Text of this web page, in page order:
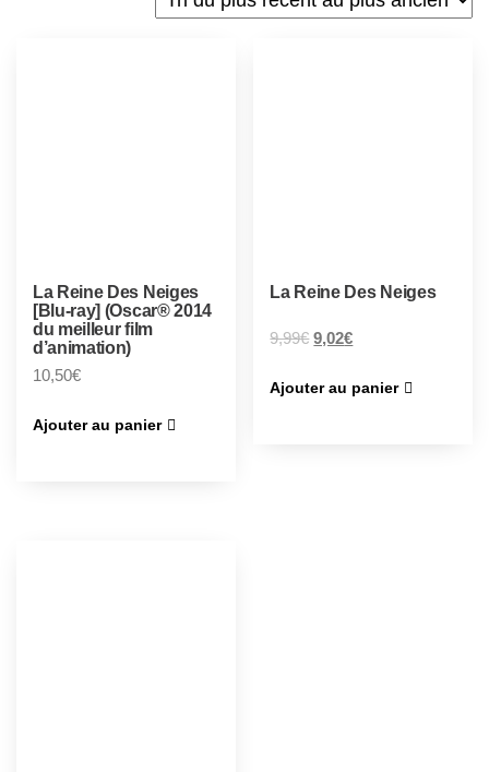
La Reine Des Neiges
[Blu-ray] (Oscar® 2014
du meilleur film
d’animation)
10,50€
Ajouter au panier
La Reine Des Neiges
9,99€ 9,02€
Ajouter au panier